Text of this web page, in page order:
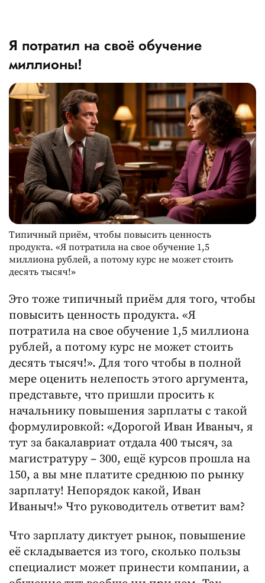
Я потратил на своё обучение
миллионы!
Типичный приём, чтобы повысить ценность
продукта. «Я потратила на свое обучение 1,5
миллиона рублей, а потому курс не может стоить
десять тысяч!»
Это тоже типичный приём для того, чтобы
повысить ценность продукта. «Я
потратила на свое обучение 1,5 миллиона
рублей, а потому курс не может стоить
десять тысяч!». Для того чтобы в полной
мере оценить нелепость этого аргумента,
представьте, что пришли просить к
начальнику повышения зарплаты с такой
формулировкой: «Дорогой Иван Иваныч, я
тут за бакалавриат отдала 400 тысяч, за
магистратуру – 300, ещё курсов прошла на
150, а вы мне платите среднюю по рынку
зарплату! Непорядок какой, Иван
Иваныч!» Что руководитель ответит вам?
Что зарплату диктует рынок, повышение
её складывается из того, сколько пользы
специалист может принести компании, а